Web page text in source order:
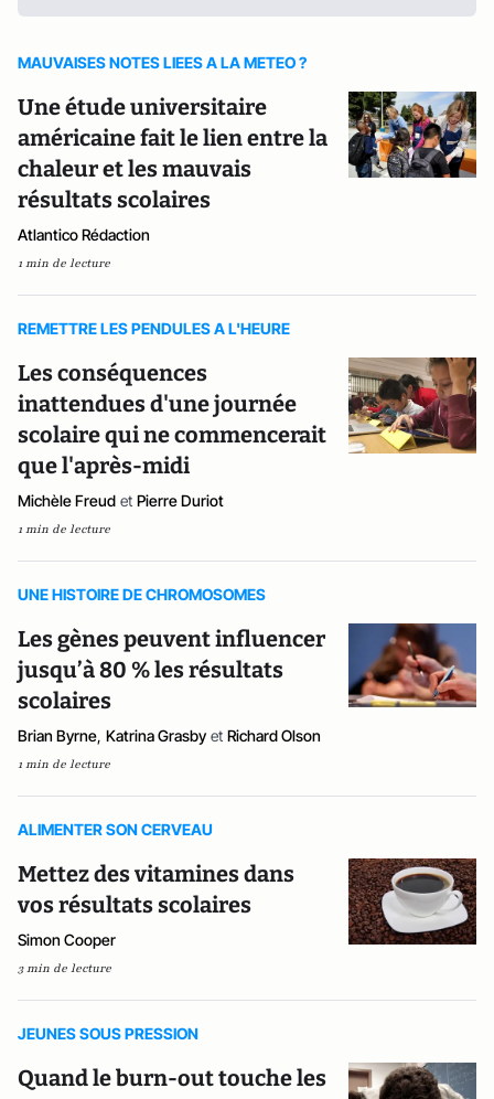
MAUVAISES NOTES LIEES A LA METEO ?
Une étude universitaire
américaine fait le lien entre la
chaleur et les mauvais
résultats scolaires
Atlantico Rédaction
1 min de lecture
REMETTRE LES PENDULES A L'HEURE
Les conséquences
inattendues d'une journée
scolaire qui ne commencerait
que l'après-midi
Michèle Freud et Pierre Duriot
1 min de lecture
UNE HISTOIRE DE CHROMOSOMES
Les gènes peuvent influencer
jusqu’à 80 % les résultats
scolaires
Brian Byrne, Katrina Grasby et Richard Olson
1 min de lecture
ALIMENTER SON CERVEAU
Mettez des vitamines dans
vos résultats scolaires
Simon Cooper
3 min de lecture
JEUNES SOUS PRESSION
Quand le burn-out touche les